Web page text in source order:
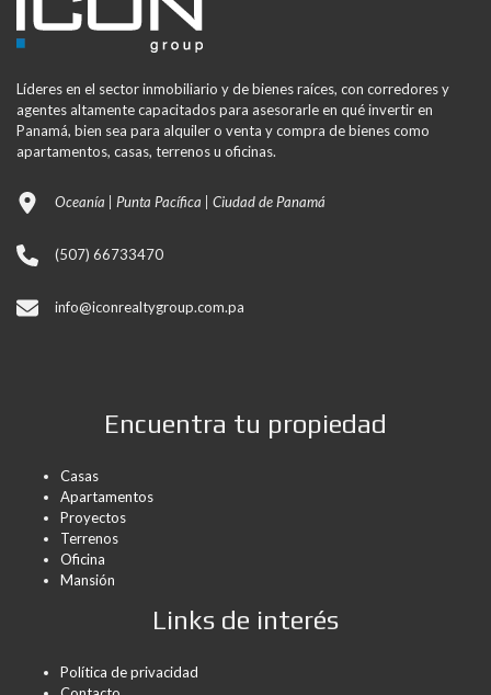
Líderes en el sector inmobiliario y de bienes raíces, con corredores y
agentes altamente capacitados para asesorarle en qué invertir en
Panamá, bien sea para alquiler o venta y compra de bienes como
apartamentos, casas, terrenos u oficinas.
Oceanía | Punta Pacífica | Ciudad de Panamá
(507) 66733470
info@iconrealtygroup.com.pa
Encuentra tu propiedad
Casas
Apartamentos
Proyectos
Terrenos
Oficina
Mansión
Links de interés
Política de privacidad